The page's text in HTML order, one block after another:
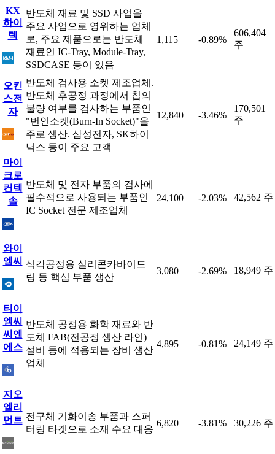
KX
하이
텍
반도체 재료 및 SSD 사업을
주요 사업으로 영위하는 업체
로, 주요 제품으로는 반도체
재료인 IC-Tray, Module-Tray,
SSDCASE 등이 있음
1,115 -0.89%
606,404
주
오킨
스전
자
반도체 검사용 소켓 제조업체.
반도체 후공정 과정에서 칩의
불량 여부를 검사하는 부품인
"번인소켓(Burn-In Socket)"을
주로 생산. 삼성전자, SK하이
닉스 등이 주요 고객
12,840 -3.46%
170,501
주
마이
크로
컨텍
솔
반도체 및 전자 부품의 검사에
필수적으로 사용되는 부품인
IC Socket 전문 제조업체
24,100 -2.03% 42,562 주
와이
엠씨 식각공정용 실리콘카바이드
링 등 핵심 부품 생산
3,080 -2.69% 18,949 주
티이
엠씨
씨엔
에스
반도체 공정용 화학 재료와 반
도체 FAB(전공정 생산 라인)
설비 등에 적용되는 장비 생산
업체
4,895 -0.81% 24,149 주
지오
엘리
먼트 전구체 기화이송 부품과 스퍼
터링 타겟으로 소재 수요 대응
6,820 -3.81% 30,226 주